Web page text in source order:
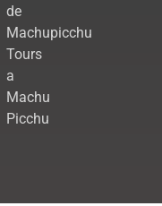
de
Machupicchu
Tours
a
Machu
Picchu